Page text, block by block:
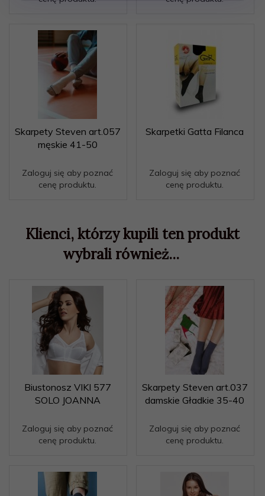
Skarpety Steven art.057
męskie 41-50
Zaloguj się aby poznać
cenę produktu.
Skarpetki Gatta Filanca
Zaloguj się aby poznać
cenę produktu.
Klienci, którzy kupili ten produkt
wybrali również...
Biustonosz VIKI 577
SOLO JOANNA
Zaloguj się aby poznać
cenę produktu.
Skarpety Steven art.037
damskie Gładkie 35-40
Zaloguj się aby poznać
cenę produktu.